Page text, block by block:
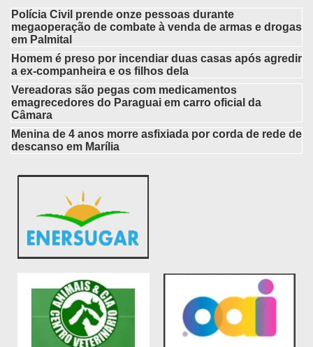
Polícia Civil prende onze pessoas durante
megaoperação de combate à venda de armas e drogas
em Palmital
Homem é preso por incendiar duas casas após agredir
a ex-companheira e os filhos dela
Vereadoras são pegas com medicamentos
emagrecedores do Paraguai em carro oficial da
Câmara
Menina de 4 anos morre asfixiada por corda de rede de
descanso em Marília